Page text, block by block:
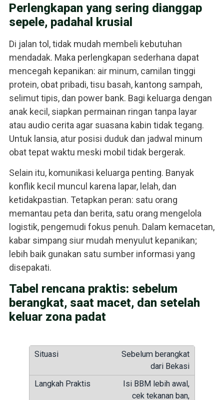
Perlengkapan yang sering dianggap
sepele, padahal krusial
Di jalan tol, tidak mudah membeli kebutuhan
mendadak. Maka perlengkapan sederhana dapat
mencegah kepanikan: air minum, camilan tinggi
protein, obat pribadi, tisu basah, kantong sampah,
selimut tipis, dan power bank. Bagi keluarga dengan
anak kecil, siapkan permainan ringan tanpa layar
atau audio cerita agar suasana kabin tidak tegang.
Untuk lansia, atur posisi duduk dan jadwal minum
obat tepat waktu meski mobil tidak bergerak.
Selain itu, komunikasi keluarga penting. Banyak
konflik kecil muncul karena lapar, lelah, dan
ketidakpastian. Tetapkan peran: satu orang
memantau peta dan berita, satu orang mengelola
logistik, pengemudi fokus penuh. Dalam kemacetan,
kabar simpang siur mudah menyulut kepanikan;
lebih baik gunakan satu sumber informasi yang
disepakati.
Tabel rencana praktis: sebelum
berangkat, saat macet, dan setelah
keluar zona padat
Sebelum berangkat
dari Bekasi
Isi BBM lebih awal,
cek tekanan ban,